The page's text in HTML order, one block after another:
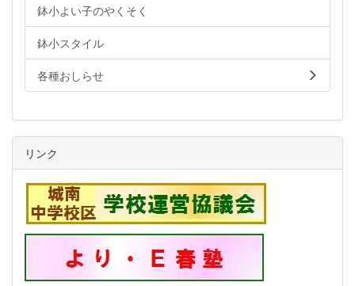
鉢小よい子のやくそく
鉢小スタイル
各種おしらせ
リンク